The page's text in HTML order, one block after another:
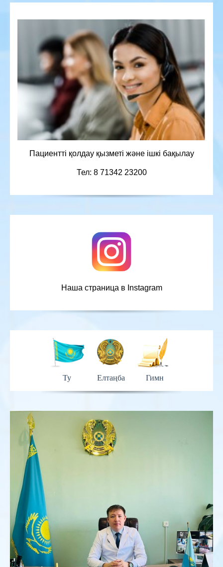
Пациентті қолдау қызметі және ішкі бақылау
Тел: 8 71342 23200
Наша страница в Instagram
Ту Елтаңба Гимн